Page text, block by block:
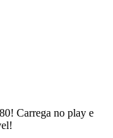
Carrega no play e